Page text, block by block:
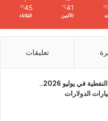
℃
41
℃
الأثنين
45
℃
الثلاثاء
تعليقات
أكبر الصفقات النفطية في يوليو 2026..
الدولارات